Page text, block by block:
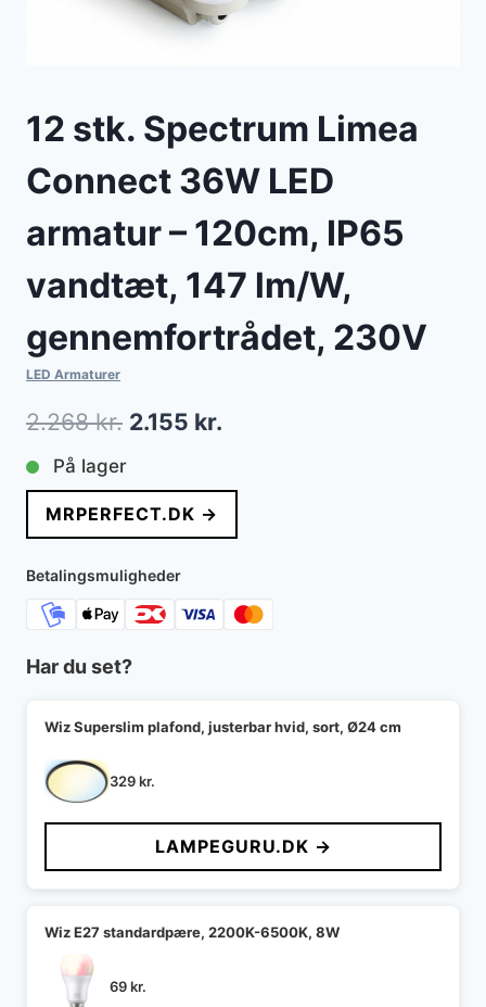
12 stk. Spectrum Limea
Connect 36W LED
armatur – 120cm, IP65
vandtæt, 147 lm/W,
gennemfortrådet, 230V
LED Armaturer
2.268kr. Den
pris
var:
2.268 kr..
2.155 kr.
pris
er:
På lager
MRPERFECT.DK →
Betalingsmuligheder
Har du set?
Wiz Superslim plafond, justerbar hvid, sort, Ø24 cm
329kr.
LAMPEGURU.DK →
Wiz E27 standardpære, 2200K-6500K, 8W
69kr.